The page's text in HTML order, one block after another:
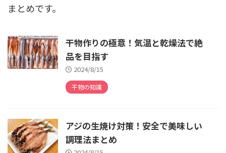
まとめです。
干物作りの極意！気温と乾燥法で絶
品を目指す
2024/8/15
干物の知識
アジの生焼け対策！安全で美味しい
調理法まとめ